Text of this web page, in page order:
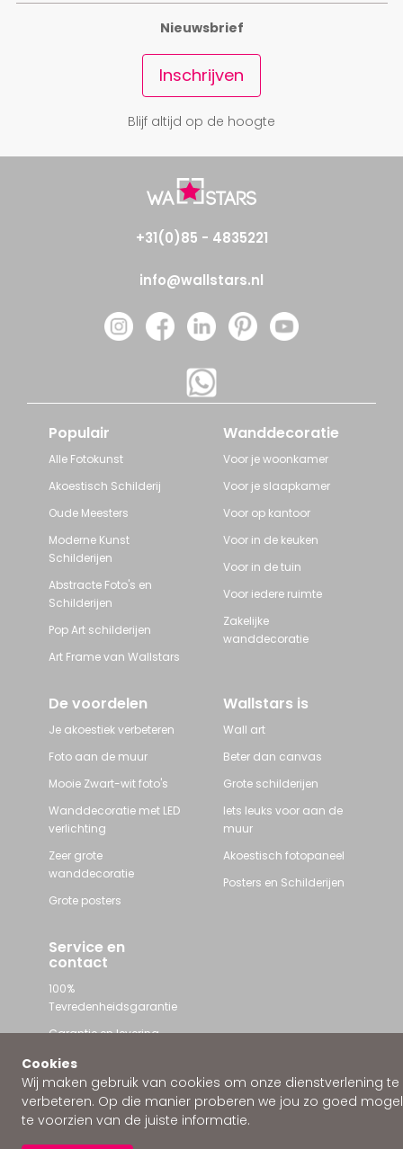
Cookies
Wij maken gebruik van cookies om onze dienstverlening te
verbeteren. Op die manier proberen we jou zo goed
te voorzien van de juiste informatie.
Nieuwsbrief
Inschrijven
Blijf altijd op de hoogte
+31(0)85 - 4835221
info@wallstars.nl
Populair
Alle Fotokunst
Akoestisch Schilderij
Oude Meesters
Moderne Kunst
Schilderijen
Abstracte Foto's en
Schilderijen
Pop Art schilderijen
Art Frame van Wallstars
Wanddecoratie
Voor je woonkamer
Voor je slaapkamer
Voor op kantoor
Voor in de keuken
Voor in de tuin
Voor iedere ruimte
Zakelijke
wanddecoratie
De voordelen
Je akoestiek verbeteren
Foto aan de muur
Mooie Zwart-wit foto's
Wanddecoratie met LED
verlichting
Zeer grote
wanddecoratie
Grote posters
Wallstars is
Wall art
Beter dan canvas
Grote schilderijen
Iets leuks voor aan de
muur
Akoestisch fotopaneel
Posters en Schilderijen
Service en
contact
100%
Tevredenheidsgarantie
Garantie en levering
Contact met Wallstars
WhatsApp ons